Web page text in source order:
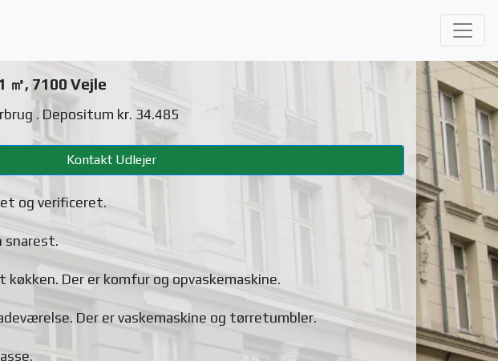
㎡, 7100 Vejle
. Depositum kr. 34.485
Kontakt Udlejer
og verificeret.
snarest.
køkken. Der er komfur og opvaskemaskine.
Der er vaskemaskine og tørretumbler.
.